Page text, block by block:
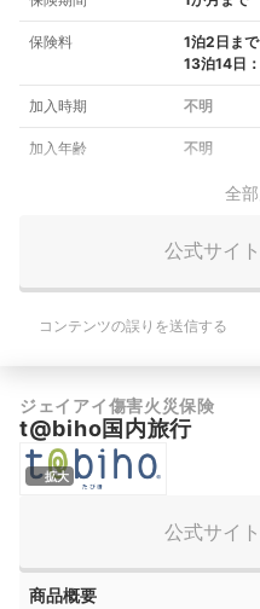
保険料
1泊2日ま
13泊14日
加入時期 不明
加入年齢 不明
全
公式サイ
コンテンツの誤りを送信する
ジェイアイ傷害火災保険
t@biho国内旅行
拡大
公式サイ
商品概要